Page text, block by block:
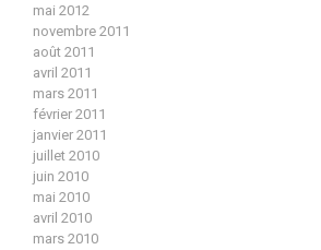
mai 2012
novembre 2011
août 2011
avril 2011
mars 2011
février 2011
janvier 2011
juillet 2010
juin 2010
mai 2010
avril 2010
mars 2010